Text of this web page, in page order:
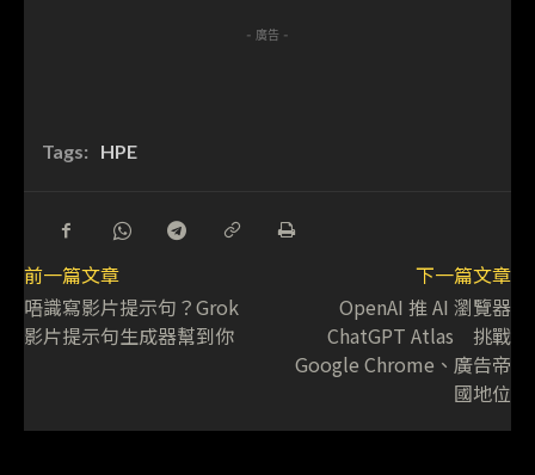
- 廣告 -
Tags: HPE
前一篇文章
唔識寫影片提示句？Grok
影片提示句生成器幫到你
下一篇文章
OpenAI 推 AI 瀏覽器
ChatGPT Atlas 挑戰
Google Chrome、廣告帝
國地位